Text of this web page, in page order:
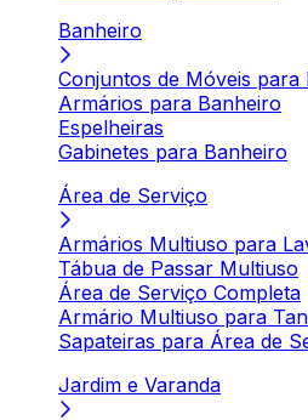
Banheiro
Conjuntos de Móveis para
Armários para Banheiro
Espelheiras
Gabinetes para Banheiro
Área de Serviço
Armários Multiuso para
Tábua de Passar Multiuso
Área de Serviço Completa
Armário Multiuso para
Sapateiras para Área de
Jardim e Varanda